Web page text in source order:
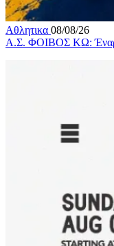
Αθλητικα 08/08/26
Α.Σ. ΦΟΙΒΟΣ ΚΩ: